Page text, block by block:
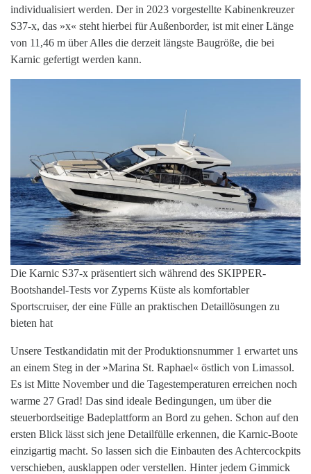
individualisiert werden. Der in 2023 vorgestellte Kabinenkreuzer
S37-x, das »x« steht hierbei für Außenborder, ist mit einer Länge
von 11,46 m über Alles die derzeit längste Baugröße, die bei
Karnic gefertigt werden kann.
Die Karnic S37-x präsentiert sich während des SKIPPER-
Bootshandel-Tests vor Zyperns Küste als komfortabler
Sportscruiser, der eine Fülle an praktischen Detaillösungen zu
bieten hat
Unsere Testkandidatin mit der Produktionsnummer 1 erwartet uns
an einem Steg in der »Marina St. Raphael« östlich von Limassol.
Es ist Mitte November und die Tagestemperaturen erreichen noch
warme 27 Grad! Das sind ideale Bedingungen, um über die
steuerbordseitige Badeplattform an Bord zu gehen. Schon auf den
ersten Blick lässt sich jene Detailfülle erkennen, die Karnic-Boote
einzigartig macht. So lassen sich die Einbauten des Achtercockpits
verschieben, ausklappen oder verstellen. Hinter jedem Gimmick